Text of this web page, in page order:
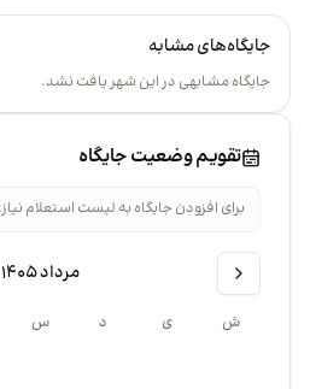
جایگاه‌های مشابه
جایگاه مشابهی در این شهر یافت نشد.
تقویم وضعیت جایگاه
برای افزودن جایگاه به لیست استعلام
مرداد ۱۴۰۵
ش ی د س